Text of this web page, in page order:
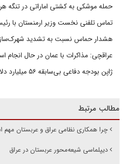
حمله موشکی به کشتی اماراتی در تنگه
تماس تلفنی نخست وزیر ارمنستان با
هشدار حماس نسبت به تشدید
عراقچی: مذاکرات با عمان در حال انجام
ژاپن بودجه دفاعی بی‌سابقه ۵۶ میلیارد دلاری را در نظر دارد
مطالب مرتبط
چرا همکاری نظامی عراق و عربستان مهم
دیپلماسی شیعه‌محور عربستان در عراق